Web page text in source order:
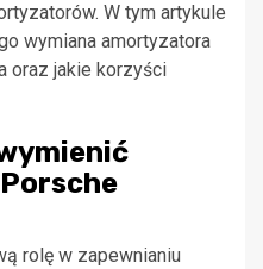
W tym artykule
wymiana amortyzatora
oraz jakie korzyści
rolę w zapewnianiu